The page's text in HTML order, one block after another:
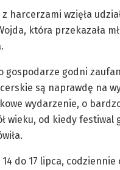
harcerzami wzięła
która przekazała
gospodarze godni
są naprawdę na
wydarzenie, o
wieku, od kiedy festiwal
do 17 lipca, codziennie